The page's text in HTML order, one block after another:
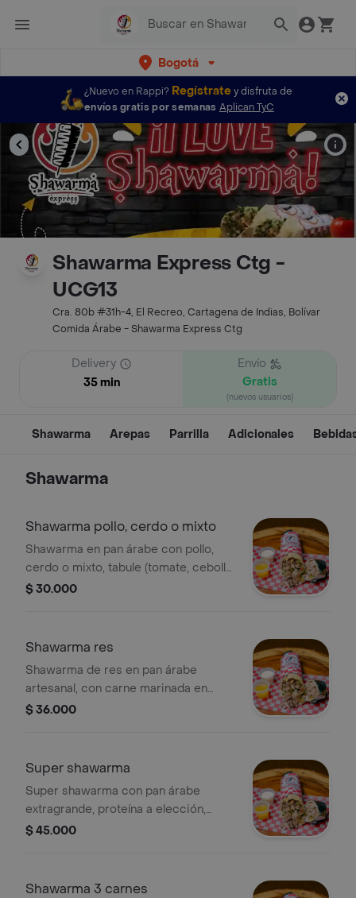
Bogotá
¿Nuevo en Rappi? Regístratey disfruta de
envíos gratis por semanas Aplican TyC
Shawarma Express Ctg -
UCG13
Cra. 80b #31h-4, El Recreo, Cartagena de Indias, Bolívar
Comida Árabe - Shawarma Express Ctg
Delivery
35 min
Envío
Gratis
(nuevos usuarios)
Shawarma Arepas Parrilla Adicionales
Shawarma
Shawarma pollo, cerdo o mixto
Shawarma en pan árabe con pollo,
cerdo o mixto, tabule (tomate, cebolla,
pimentón, perejil) y salsa de ajo o
$ 30.000
Shawarma res
Shawarma de res en pan árabe
artesanal, con carne marinada en
especias árabes, tabule fresco y
$ 36.000
Super shawarma
Super shawarma con pan árabe
extragrande, proteína a elección,
tabule (tomate, cebolla, pimentón,
$ 45.000
Shawarma 3 carnes